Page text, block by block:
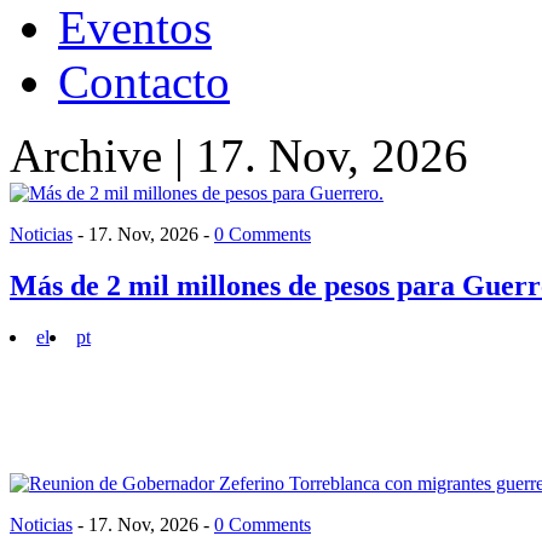
Eventos
Contacto
Archive | 17. Nov, 2026
Noticias - 17. Nov, 2026 - 0 Comments
Más de 2 mil millones de pesos para
el pt
Noticias - 17. Nov, 2026 - 0 Comments